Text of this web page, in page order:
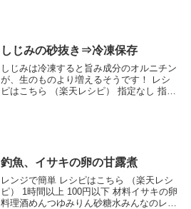
しじみの砂抜き⇒冷凍保存
しじみは冷凍すると旨み成分のオルニチン
が、生のものより増えるそうです！ レシ
ピはこちら （楽天レシピ） 指定なし 指定
釣魚、イサキの卵の甘露煮
レンジで簡単 レシピはこちら （楽天レシ
ピ） 1時間以上 100円以下 材料イサキの卵
料理酒めんつゆみりん砂糖水みんなのレビ